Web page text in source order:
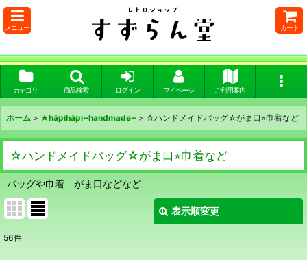
メニュー カート
カテゴリ 商品検索 ログイン マイページ ご利用案内
ホーム > ★häpihäpi~handmade~ > ☆ハンドメイドバッグ☆がま口⭐︎巾着など
☆ハンドメイドバッグ☆がま口⭐︎巾着など
バッグや巾着 がま口などなど
表示順変更
56件